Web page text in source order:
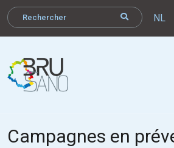
NL
Campagnes en